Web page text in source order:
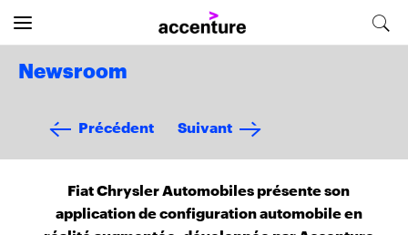
Newsroom
Précédent Suivant
Fiat Chrysler Automobiles présente son
application de configuration automobile en